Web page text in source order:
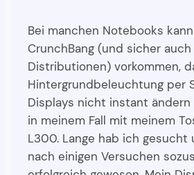
Bei manchen Notebooks
CrunchBang (und sicher
Distributionen) vorkommen,
Hintergrundbeleuchtung per
Displays nicht instant ändern
in meinem Fall mit meinem
L300. Lange hab ich gesucht
nach einigen Versuchen